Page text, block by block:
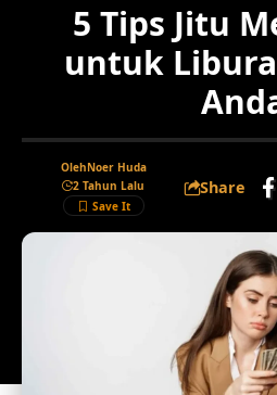
5 Tips Jitu
untuk
OlehNoer Huda
2 Tahun Lalu
Share